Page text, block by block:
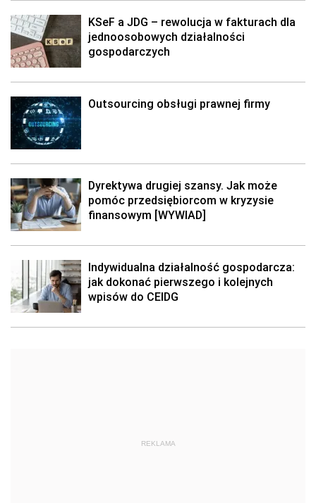
KSeF a JDG – rewolucja w fakturach dla
jednoosobowych działalności
gospodarczych
Outsourcing obsługi prawnej firmy
Dyrektywa drugiej szansy. Jak może
pomóc przedsiębiorcom w kryzysie
finansowym [WYWIAD]
Indywidualna działalność gospodarcza:
jak dokonać pierwszego i kolejnych
wpisów do CEIDG
REKLAMA